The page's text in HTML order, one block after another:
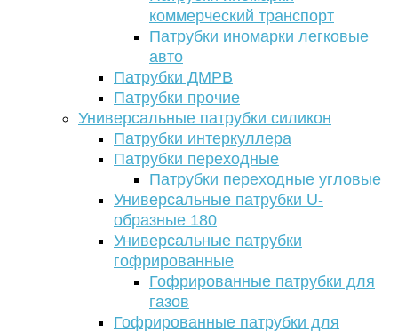
коммерческий транспорт
Патрубки иномарки легковые
авто
Патрубки ДМРВ
Патрубки прочие
Универсальные патрубки силикон
Патрубки интеркуллера
Патрубки переходные
Патрубки переходные угловые
Универсальные патрубки U-
образные 180
Универсальные патрубки
гофрированные
Гофрированные патрубки для
газов
Гофрированные патрубки для